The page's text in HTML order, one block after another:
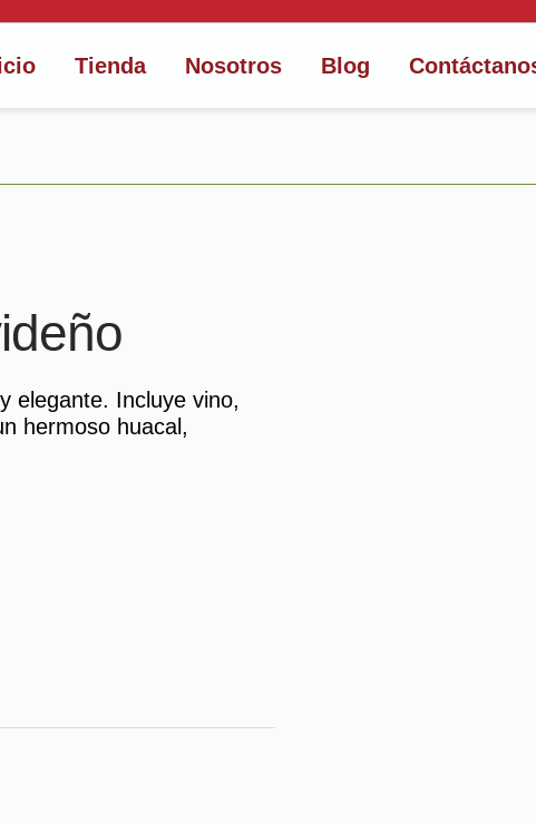
Tienda Nosotros Blog
elegante. Incluye vino,
hermoso huacal,